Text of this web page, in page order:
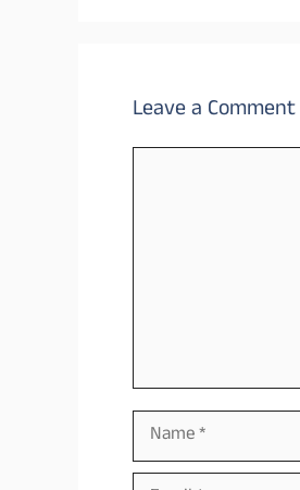
Leave a Comment
Name